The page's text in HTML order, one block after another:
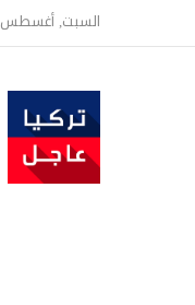
السبت, أغسطس 8 2026